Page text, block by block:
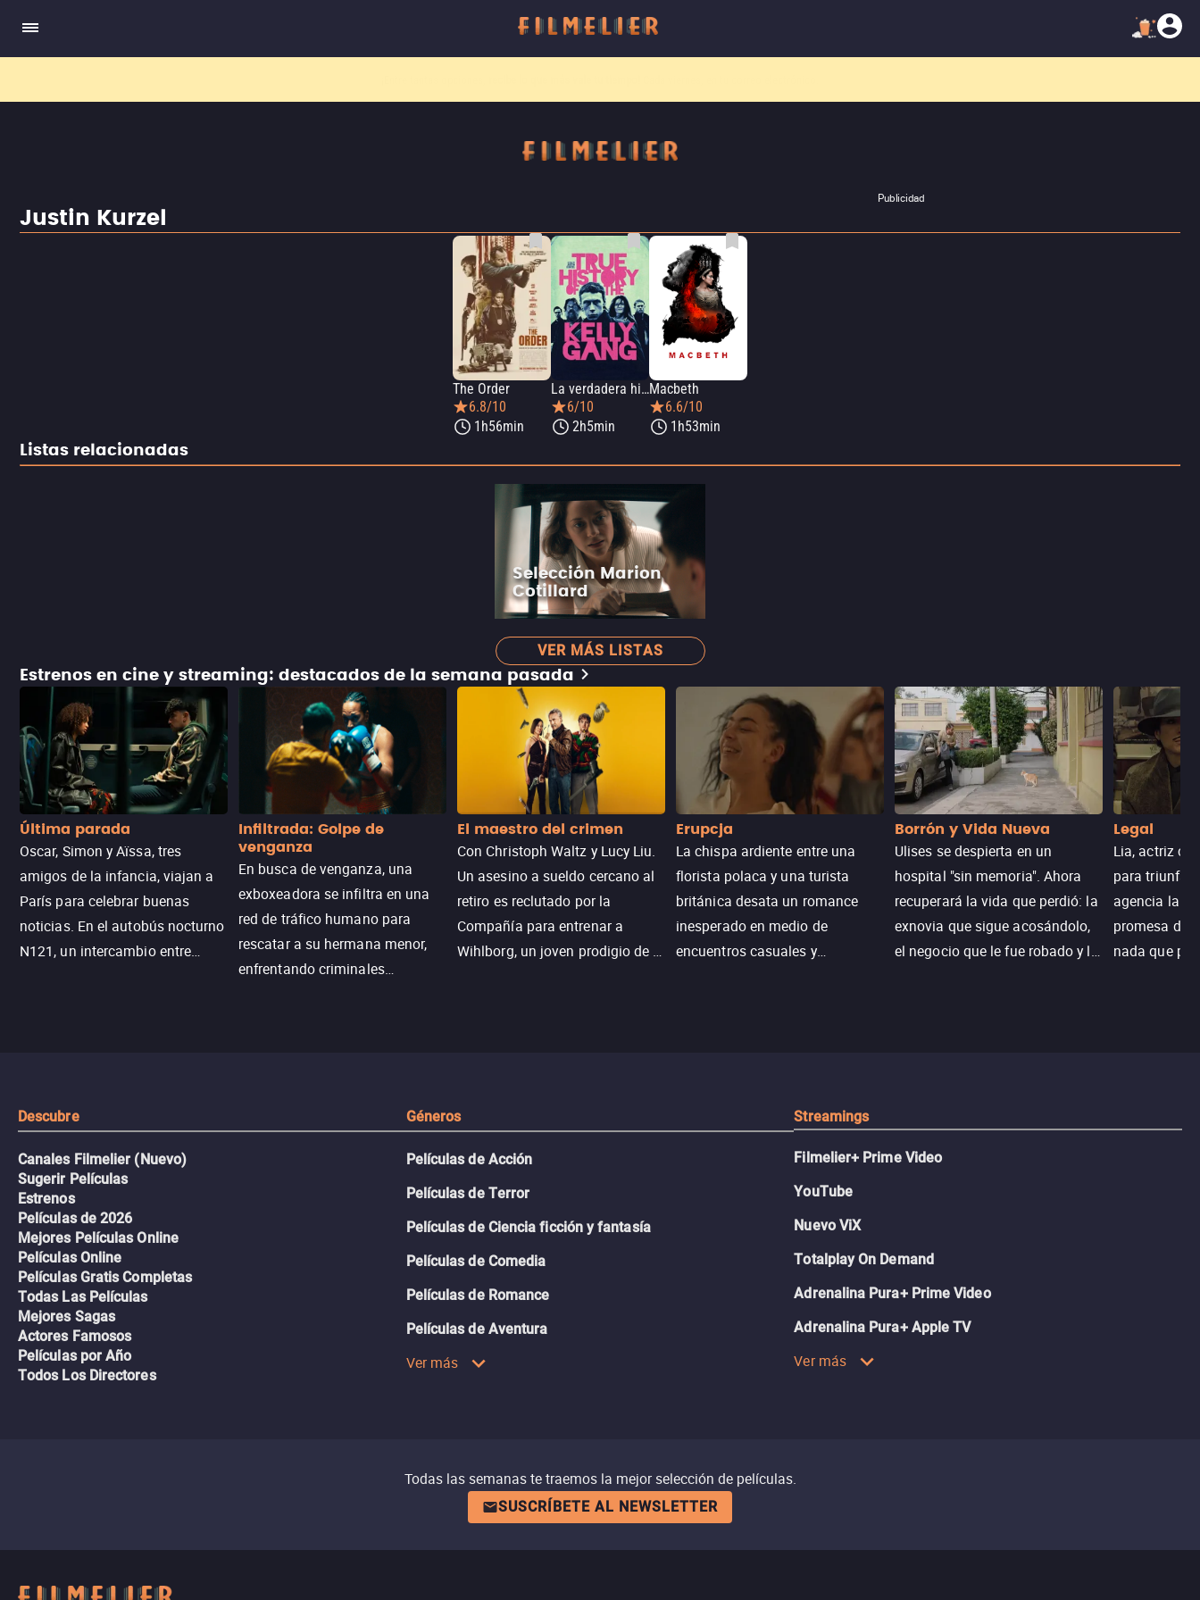
Publicidad
Justin Kurzel
The Order
6.8/10
1h56min
La verdadera historia de Ned Kelly
6/10
2h5min
Macbeth
6.6/10
1h53min
Listas relacionadas
Selección Marion
Cotillard
VER MÁS LISTAS
Estrenos en cine y streaming: destacados de la semana pasada
Última parada
Oscar, Simon y Aïssa, tres
amigos de la infancia, viajan a
París para celebrar buenas
noticias. En el autobús nocturno
N121, un intercambio entre
Infiltrada: Golpe de
venganza
En busca de venganza, una
exboxeadora se infiltra en una
red de tráfico humano para
rescatar a su hermana menor,
enfrentando criminales
El maestro del crimen
Con Christoph Waltz y Lucy Liu.
Un asesino a sueldo cercano al
retiro es reclutado por la
Compañía para entrenar a
Wihlborg, un joven prodigio de la
Erupcja
La chispa ardiente entre una
florista polaca y una turista
británica desata un romance
inesperado en medio de
encuentros casuales y
Borrón y Vida Nueva
Ulises se despierta en un
hospital "sin memoria". Ahora
recuperará la vida que perdió: la
exnovia que sigue acosándolo,
el negocio que le fue robado y la
Legal
Lia, actriz
para triunfar
agencia la
promesa de
nada que
Descubre
Canales Filmelier (Nuevo)
Sugerir Películas
Estrenos
Películas de 2026
Mejores Películas Online
Películas Online
Películas Gratis Completas
Todas Las Películas
Mejores Sagas
Actores Famosos
Películas por Año
Todos Los Directores
Géneros
Películas de Acción
Películas de Terror
Películas de Ciencia ficción y fantasía
Películas de Comedia
Películas de Romance
Películas de Aventura
Ver más
Streamings
Filmelier+ Prime Video
YouTube
Nuevo ViX
Totalplay On Demand
Adrenalina Pura+ Prime Video
Adrenalina Pura+ Apple TV
Ver más
Todas las semanas te traemos la mejor selección de películas.
SUSCRÍBETE AL NEWSLETTER